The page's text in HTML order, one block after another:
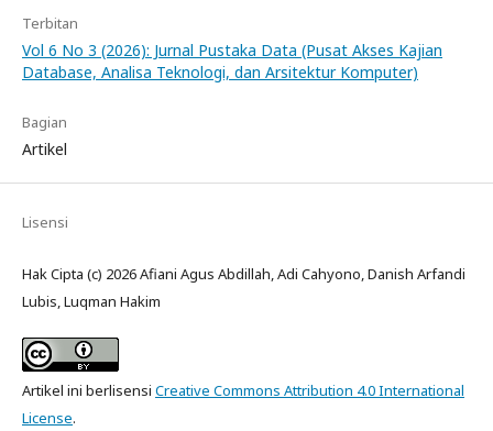
Terbitan
Vol 6 No 3 (2026): Jurnal Pustaka Data (Pusat Akses Kajian
Database, Analisa Teknologi, dan Arsitektur Komputer)
Bagian
Artikel
Lisensi
Hak Cipta (c) 2026 Afiani Agus Abdillah, Adi Cahyono, Danish Arfandi
Lubis, Luqman Hakim
Artikel ini berlisensi Creative Commons Attribution 4.0 International
License.